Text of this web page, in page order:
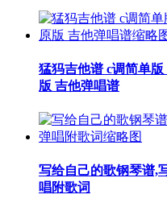
猛犸吉他谱 c调简单
版 吉他弹唱谱
写给自己的歌钢琴谱,
唱附歌词